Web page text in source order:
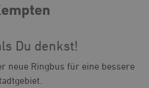
Du denkst!
neue Ringbus für eine bessere